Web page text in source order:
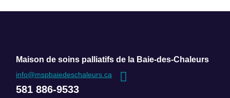
Maison de soins palliatifs de la Baie-des-Chaleurs
info@mspbaiedeschaleurs.ca
581 886-9533